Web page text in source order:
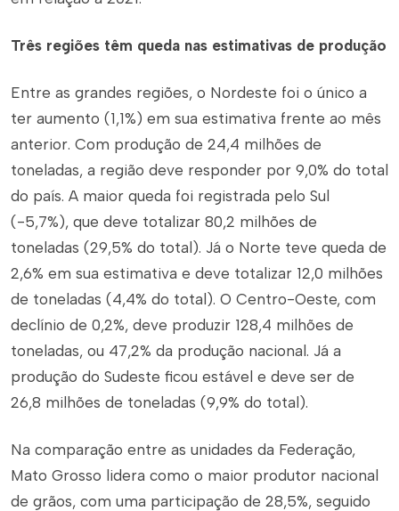
Três regiões têm queda nas estimativas de produção
Entre as grandes regiões, o Nordeste foi o único a
ter aumento (1,1%) em sua estimativa frente ao mês
anterior. Com produção de 24,4 milhões de
toneladas, a região deve responder por 9,0% do total
do país. A maior queda foi registrada pelo Sul
(-5,7%), que deve totalizar 80,2 milhões de
toneladas (29,5% do total). Já o Norte teve queda de
2,6% em sua estimativa e deve totalizar 12,0 milhões
de toneladas (4,4% do total). O Centro-Oeste, com
declínio de 0,2%, deve produzir 128,4 milhões de
toneladas, ou 47,2% da produção nacional. Já a
produção do Sudeste ficou estável e deve ser de
26,8 milhões de toneladas (9,9% do total).
Na comparação entre as unidades da Federação,
Mato Grosso lidera como o maior produtor nacional
de grãos, com uma participação de 28,5%, seguido